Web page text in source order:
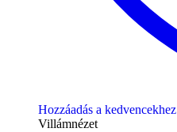
Hozzáadás a kedvencekhez
Villámnézet